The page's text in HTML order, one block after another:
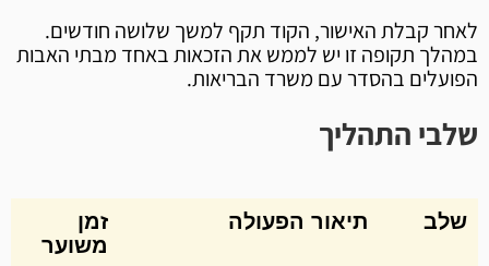
לאחר קבלת האישור, הקוד תקף למשך שלושה חודשים.
במהלך תקופה זו יש לממש את הזכאות באחד מבתי האבות
הפועלים בהסדר עם משרד הבריאות.
שלבי התהליך
שלב תיאור הפעולה
זמן
משוער